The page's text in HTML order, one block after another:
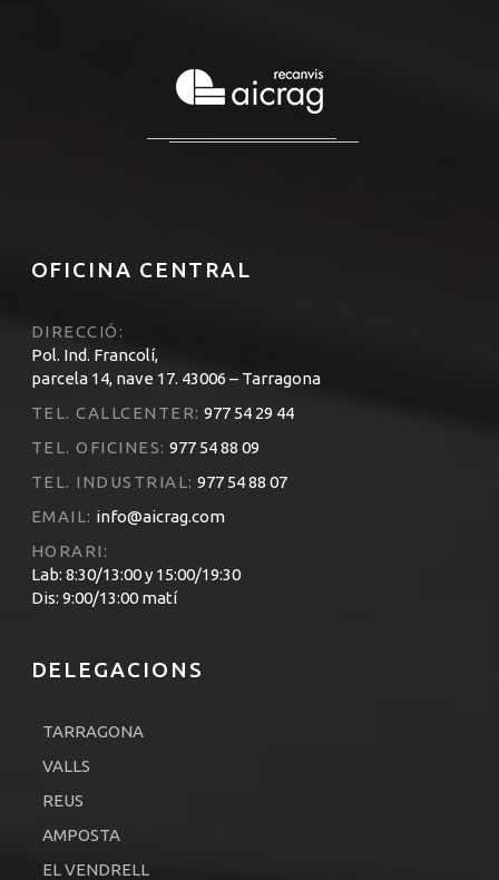
OFICINA CENTRAL
DIRECCIÓ:
Pol. Ind. Francolí,
parcela 14, nave 17. 43006 – Tarragona
TEL. CALLCENTER: 977 54 29 44
TEL. OFICINES: 977 54 88 09
TEL. INDUSTRIAL: 977 54 88 07
EMAIL: info@aicrag.com
HORARI:
Lab: 8:30/13:00 y 15:00/19:30
Dis: 9:00/13:00 matí
DELEGACIONS
TARRAGONA
VALLS
REUS
AMPOSTA
EL VENDRELL